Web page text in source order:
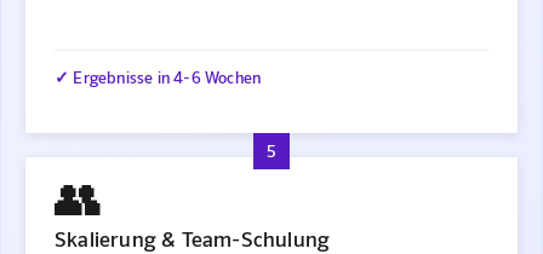
✓ Ergebnisse in 4-6 Wochen
5
👥
Skalierung & Team-Schulung